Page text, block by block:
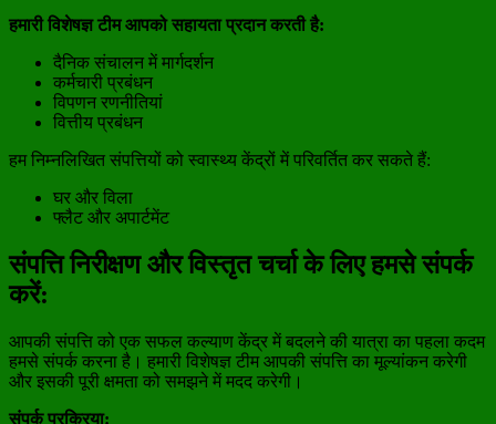
हमारी विशेषज्ञ टीम आपको सहायता प्रदान करती है:
दैनिक संचालन में मार्गदर्शन
कर्मचारी प्रबंधन
विपणन रणनीतियां
वित्तीय प्रबंधन
हम निम्नलिखित संपत्तियों को स्वास्थ्य केंद्रों में परिवर्तित कर सकते हैं:
घर और विला
फ्लैट और अपार्टमेंट
संपत्ति निरीक्षण और विस्तृत चर्चा के लिए हमसे संपर्क
करें:
आपकी संपत्ति को एक सफल कल्याण केंद्र में बदलने की यात्रा का पहला कदम
हमसे संपर्क करना है। हमारी विशेषज्ञ टीम आपकी संपत्ति का मूल्यांकन करेगी
और इसकी पूरी क्षमता को समझने में मदद करेगी।
संपर्क प्रक्रिया: